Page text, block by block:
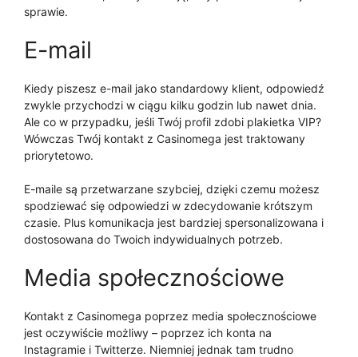
sprawie.
E-mail
Kiedy piszesz e-mail jako standardowy klient, odpowiedź
zwykle przychodzi w ciągu kilku godzin lub nawet dnia.
Ale co w przypadku, jeśli Twój profil zdobi plakietka VIP?
Wówczas Twój kontakt z Casinomega jest traktowany
priorytetowo.
E-maile są przetwarzane szybciej, dzięki czemu możesz
spodziewać się odpowiedzi w zdecydowanie krótszym
czasie. Plus komunikacja jest bardziej spersonalizowana i
dostosowana do Twoich indywidualnych potrzeb.
Media społecznościowe
Kontakt z Casinomega poprzez media społecznościowe
jest oczywiście możliwy – poprzez ich konta na
Instagramie i Twitterze. Niemniej jednak tam trudno